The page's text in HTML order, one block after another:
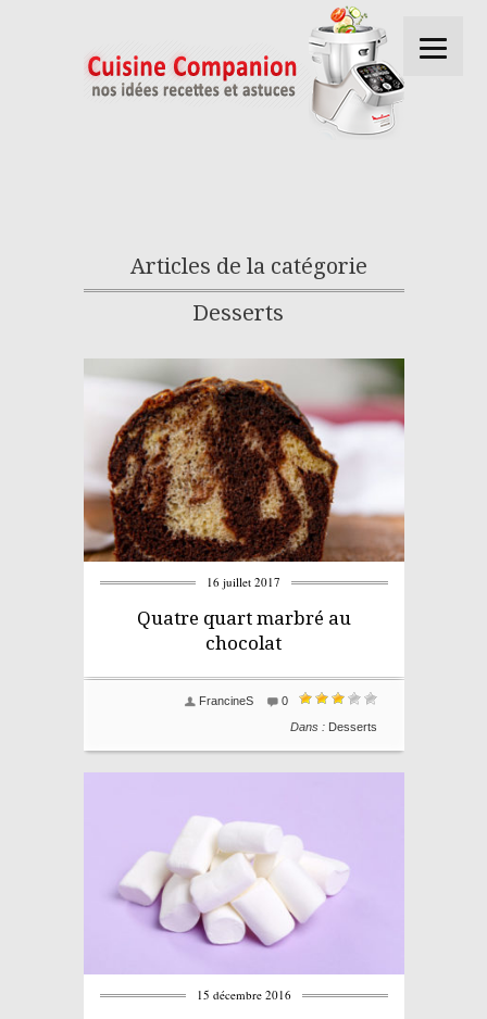
Articles de la catégorie
Desserts
16 juillet 2017
Quatre quart marbré au
chocolat
0
FrancineS
Dans : Desserts
15 décembre 2016